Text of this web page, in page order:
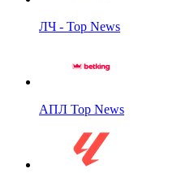
ЛЧ - Top News
АПЛ Top News